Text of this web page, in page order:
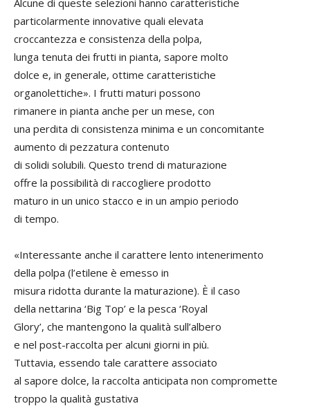
particolarmente innovative quali elevata
croccantezza e consistenza della polpa,
lunga tenuta dei frutti in pianta, sapore molto
dolce e, in generale, ottime caratteristiche
organolettiche». I frutti maturi possono
rimanere in pianta anche per un mese, con
una perdita di consistenza minima e un concomitante
aumento di pezzatura contenuto
di solidi solubili. Questo trend di maturazione
offre la possibilità di raccogliere prodotto
maturo in un unico stacco e in un ampio periodo
di tempo.
«Interessante anche il carattere lento intenerimento
della polpa (l’etilene è emesso in
misura ridotta durante la maturazione). È il caso
della nettarina ‘Big Top’ e la pesca ‘Royal
Glory’, che mantengono la qualità sull’albero
e nel post-raccolta per alcuni giorni in più.
Tuttavia, essendo tale carattere associato
al sapore dolce, la raccolta anticipata non compromette
troppo la qualità gustativa